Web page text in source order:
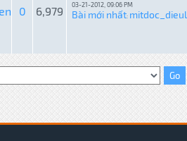
0 6,979 03-21-2012, 09:06 PM
Bài mới nhất: